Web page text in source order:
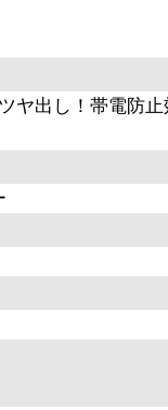
ヤ出し！帯電防